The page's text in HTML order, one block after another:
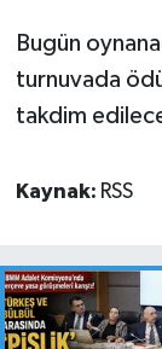
Bugün
turnuvada
takdim
Kaynak: RSS